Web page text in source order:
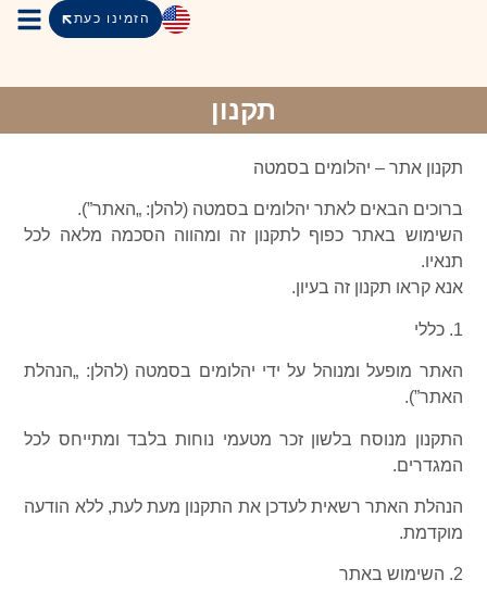
הזמינו כעת
תקנון
תקנון אתר – יהלומים בסמטה
ברוכים הבאים לאתר יהלומים בסמטה (להלן: „האתר”).
השימוש באתר כפוף לתקנון זה ומהווה הסכמה מלאה לכל
תנאיו.
אנא קראו תקנון זה בעיון.
1. כללי
האתר מופעל ומנוהל על ידי יהלומים בסמטה (להלן: „הנהלת
האתר”).
התקנון מנוסח בלשון זכר מטעמי נוחות בלבד ומתייחס לכל
המגדרים.
הנהלת האתר רשאית לעדכן את התקנון מעת לעת, ללא הודעה
מוקדמת.
2. השימוש באתר